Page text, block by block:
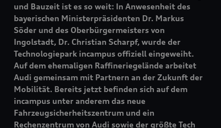
und Bauzeit ist es so weit: In Anwesenheit des
bayerischen Ministerpräsidenten Dr. Markus
Söder und des Oberbürgermeisters von
Ingolstadt, Dr. Christian Scharpf, wurde der
Technologiepark incampus offiziell eingeweiht.
Auf dem ehemaligen Raffineriegelände arbeitet
Audi gemeinsam mit Partnern an der Zukunft der
Mobilität. Bereits jetzt befinden sich auf dem
incampus unter anderem das neue
Fahrzeugsicherheitszentrum und ein
Rechenzentrum von Audi sowie der größte Tech